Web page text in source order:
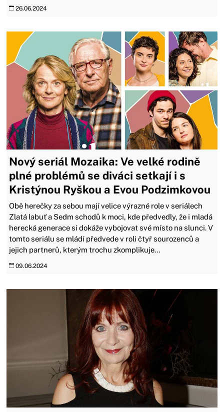
26.06.2024
Nový seriál Mozaika: Ve velké rodině
plné problémů se diváci setkají i s
Kristýnou Ryškou a Evou Podzimkovou
Obě herečky za sebou mají velice výrazné role v seriálech
Zlatá labuť a Sedm schodů k moci, kde předvedly, že i mladá
herecká generace si dokáže vybojovat své místo na slunci. V
tomto seriálu se mládí předvede v roli čtyř sourozenců a
jejich partnerů, kterým trochu zkomplikuje...
09.06.2024